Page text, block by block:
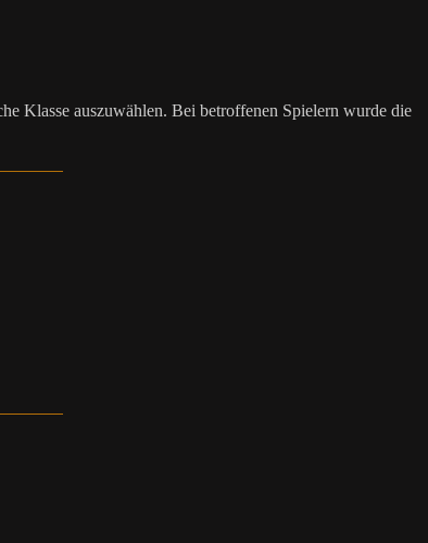
Klasse auszuwählen. Bei betroffenen Spielern wurde die